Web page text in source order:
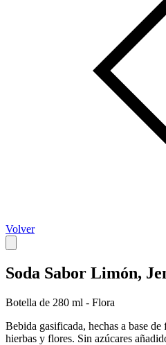
Volver
Soda Sabor Limón,
Botella de 280 ml - Flora
Bebida gasificada, hechas a base
hierbas y flores. Sin azúcares